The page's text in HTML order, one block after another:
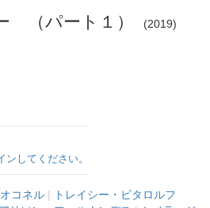
（パート１）
2019
してください。
コネル |
トレイシー・ビタロルフ